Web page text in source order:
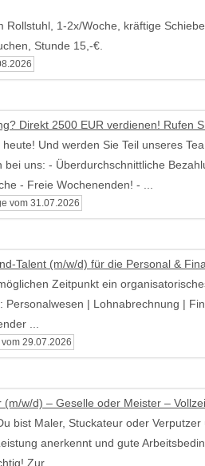
Rollstuhl, 1-2x/Woche, kräftige
Stunde 15,-€.
Direkt 2500 EUR verdienen! Rufen
Und werden Sie Teil unseres
bei uns: - Überdurchschnittliche
- Freie Wochenenden! - ...
vom 31.07.2026
Talent (m/w/d) für die Personal &
Zeitpunkt ein
Personalwesen | Lohnabrechnung |
...
29.07.2026
(m/w/d) – Geselle oder Meister –
bist Maler, Stuckateur oder
anerkennt und gute
Zur ...